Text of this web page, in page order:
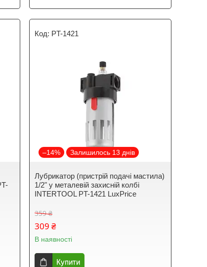
PT-1421
–14% Залишилось 13 днів
Лубрикатор (пристрій подачі мастила)
1/2" у металевій захисній колбі
INTERTOOL PT-1421 LuxPrice
359 ₴
309 ₴
В наявності
Купити